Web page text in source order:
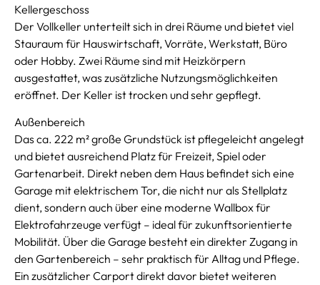
Kellergeschoss
Der Vollkeller unterteilt sich in drei Räume und bietet viel
Stauraum für Hauswirtschaft, Vorräte, Werkstatt, Büro
oder Hobby. Zwei Räume sind mit Heizkörpern
ausgestattet, was zusätzliche Nutzungsmöglichkeiten
eröffnet. Der Keller ist trocken und sehr gepflegt.
Außenbereich
Das ca. 222 m² große Grundstück ist pflegeleicht angelegt
und bietet ausreichend Platz für Freizeit, Spiel oder
Gartenarbeit. Direkt neben dem Haus befindet sich eine
Garage mit elektrischem Tor, die nicht nur als Stellplatz
dient, sondern auch über eine moderne Wallbox für
Elektrofahrzeuge verfügt – ideal für zukunftsorientierte
Mobilität. Über die Garage besteht ein direkter Zugang in
den Gartenbereich – sehr praktisch für Alltag und Pflege.
Ein zusätzlicher Carport direkt davor bietet weiteren